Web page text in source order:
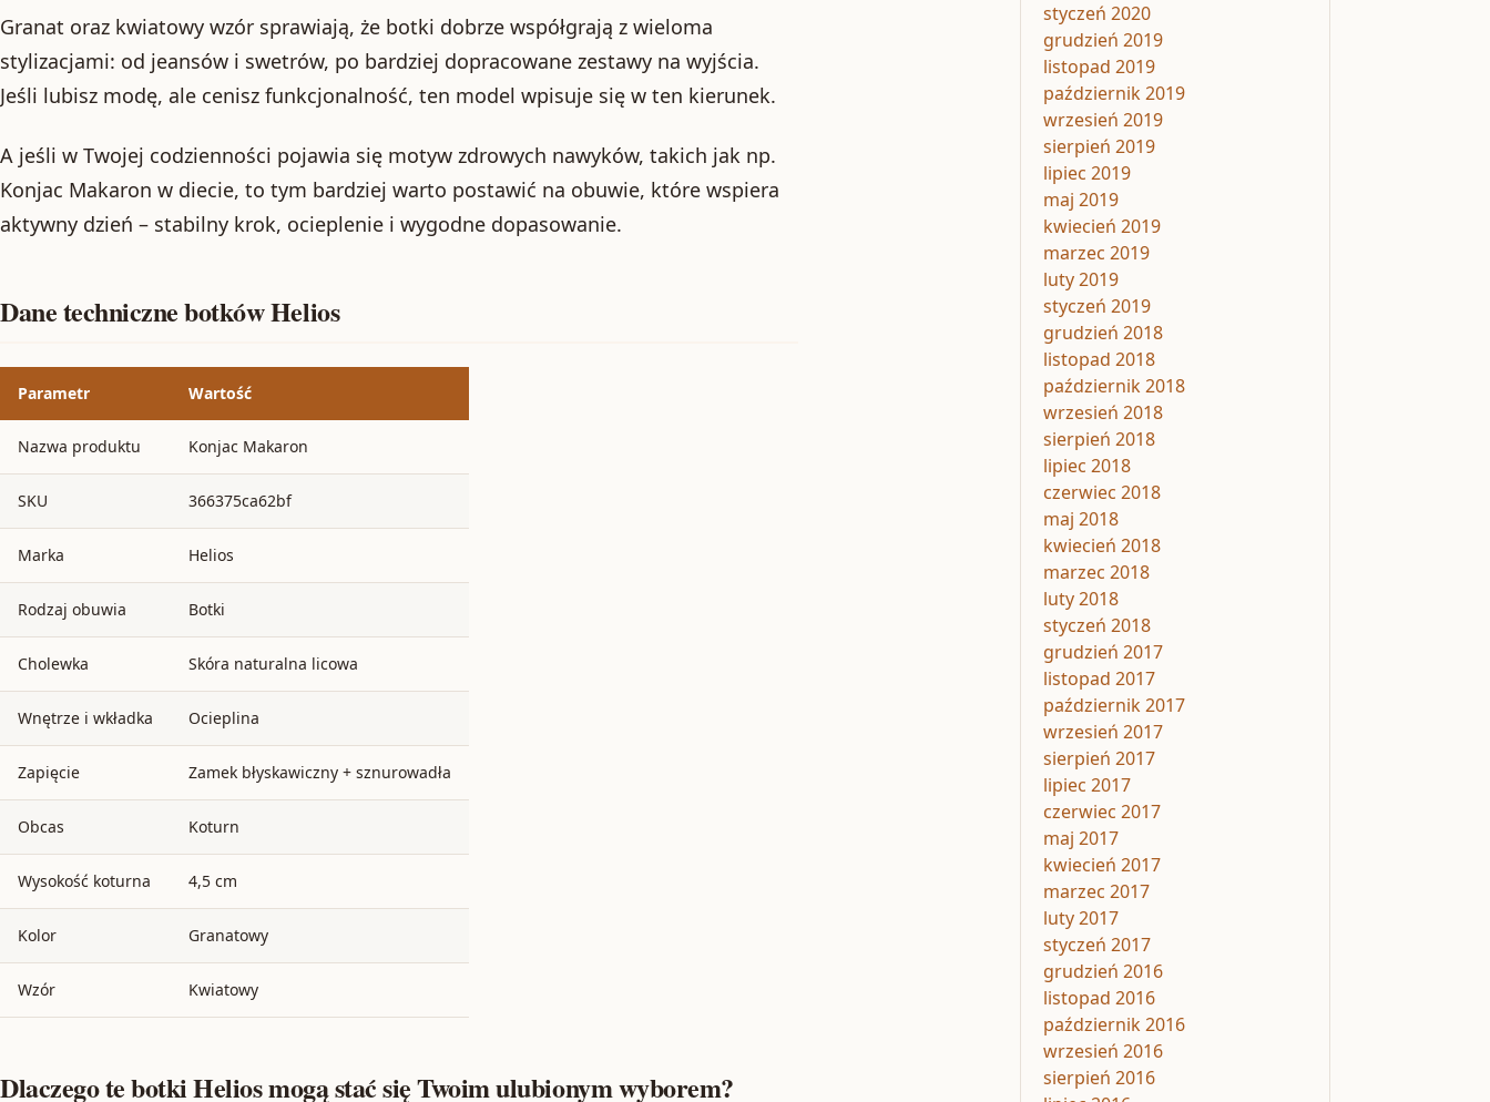
Granat oraz kwiatowy wzór sprawiają, że botki dobrze współgrają z wieloma
stylizacjami: od jeansów i swetrów, po bardziej dopracowane zestawy na wyjścia.
Jeśli lubisz modę, ale cenisz funkcjonalność, ten model wpisuje się w ten kierunek.
A jeśli w Twojej codzienności pojawia się motyw zdrowych nawyków, takich jak np.
Konjac Makaron w diecie, to tym bardziej warto postawić na obuwie, które wspiera
aktywny dzień – stabilny krok, ocieplenie i wygodne dopasowanie.
Dane techniczne botków Helios
Parametr Wartość
Nazwa produktu Konjac Makaron
SKU 366375ca62bf
Marka Helios
Rodzaj obuwia Botki
Cholewka Skóra naturalna licowa
Wnętrze i wkładka Ocieplina
Zapięcie Zamek błyskawiczny + sznurowadła
Obcas Koturn
Wysokość koturna 4,5 cm
Kolor Granatowy
Wzór Kwiatowy
Dlaczego te botki Helios mogą stać się Twoim ulubionym wyborem?
styczeń 2020
grudzień 2019
listopad 2019
październik 2019
wrzesień 2019
sierpień 2019
lipiec 2019
maj 2019
kwiecień 2019
marzec 2019
luty 2019
styczeń 2019
grudzień 2018
listopad 2018
październik 2018
wrzesień 2018
sierpień 2018
lipiec 2018
czerwiec 2018
maj 2018
kwiecień 2018
marzec 2018
luty 2018
styczeń 2018
grudzień 2017
listopad 2017
październik 2017
wrzesień 2017
sierpień 2017
lipiec 2017
czerwiec 2017
maj 2017
kwiecień 2017
marzec 2017
luty 2017
styczeń 2017
grudzień 2016
listopad 2016
październik 2016
wrzesień 2016
sierpień 2016